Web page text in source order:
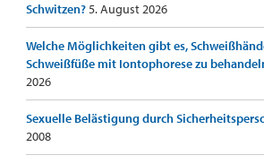
Schwitzen?5. August 2026
Welche Möglichkeiten gibt es,
Schweißfüße mit Iontophorese zu
2026
Sexuelle Belästigung durch
2008